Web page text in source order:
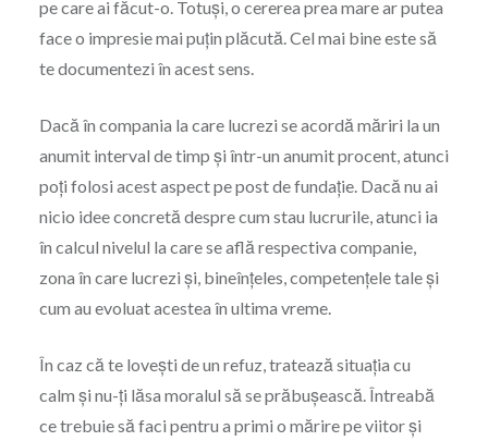
pe care ai făcut-o. Totuși, o cererea prea mare ar putea
face o impresie mai puțin plăcută. Cel mai bine este să
te documentezi în acest sens.
Dacă în compania la care lucrezi se acordă măriri la un
anumit interval de timp și într-un anumit procent, atunci
poți folosi acest aspect pe post de fundație. Dacă nu ai
nicio idee concretă despre cum stau lucrurile, atunci ia
în calcul nivelul la care se află respectiva companie,
zona în care lucrezi și, bineînțeles, competențele tale și
cum au evoluat acestea în ultima vreme.
În caz că te lovești de un refuz, tratează situația cu
calm și nu-ți lăsa moralul să se prăbușească. Întreabă
ce trebuie să faci pentru a primi o mărire pe viitor și